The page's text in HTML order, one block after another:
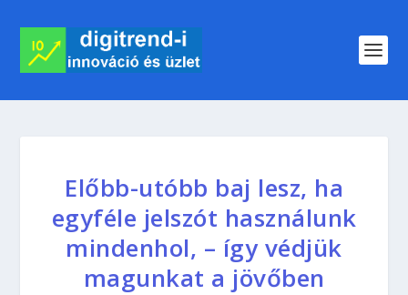
Előbb-utóbb baj lesz, ha
egyféle jelszót használunk
mindenhol, – így védjük
magunkat a jövőben